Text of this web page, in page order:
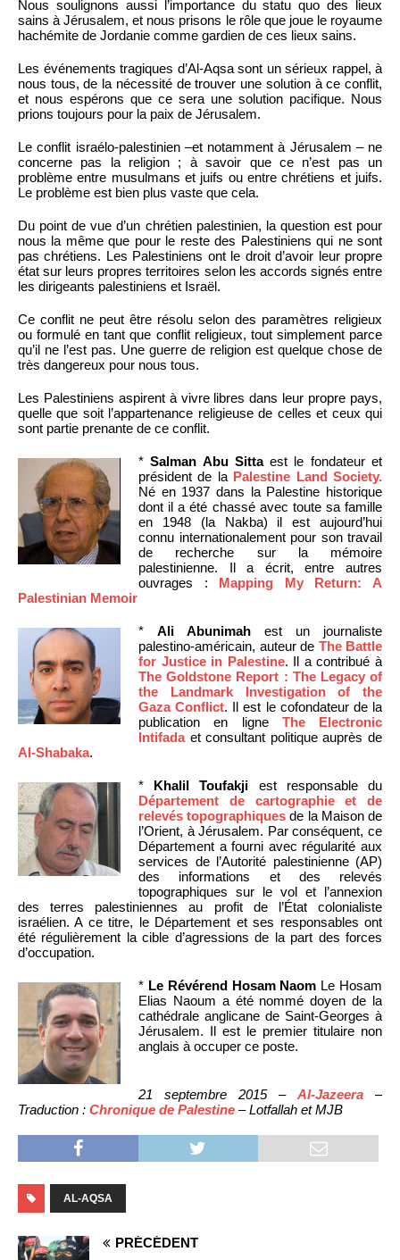
Nous soulignons aussi l’importance du statu quo des lieux
sains à Jérusalem, et nous prisons le rôle que joue le royaume
hachémite de Jordanie comme gardien de ces lieux sains.
Les événements tragiques d’Al-Aqsa sont un sérieux rappel, à
nous tous, de la nécessité de trouver une solution à ce conflit,
et nous espérons que ce sera une solution pacifique. Nous
prions toujours pour la paix de Jérusalem.
Le conflit israélo-palestinien –et notamment à Jérusalem – ne
concerne pas la religion ; à savoir que ce n’est pas un
problème entre musulmans et juifs ou entre chrétiens et juifs.
Le problème est bien plus vaste que cela.
Du point de vue d’un chrétien palestinien, la question est pour
nous la même que pour le reste des Palestiniens qui ne sont
pas chrétiens. Les Palestiniens ont le droit d’avoir leur propre
état sur leurs propres territoires selon les accords signés entre
les dirigeants palestiniens et Israël.
Ce conflit ne peut être résolu selon des paramètres religieux
ou formulé en tant que conflit religieux, tout simplement parce
qu’il ne l’est pas. Une guerre de religion est quelque chose de
très dangereux pour nous tous.
Les Palestiniens aspirent à vivre libres dans leur propre pays,
quelle que soit l’appartenance religieuse de celles et ceux qui
sont partie prenante de ce conflit.
*Salman Abu Sittaest le fondateur et
président de la Palestine Land Society.
Né en 1937 dans la Palestine historique
dont il a été chassé avec toute sa famille
en 1948 (la Nakba) il est aujourd’hui
connu internationalement pour son travail
de recherche sur la mémoire
palestinienne. Il a écrit, entre autres
ouvrages : Mapping My Return: A
Palestinian Memoir
* Ali Abunimah est un journaliste
palestino-américain, auteur de The Battle
for Justice in Palestine. Il a contribué à
The Goldstone Report : The Legacy of
the Landmark Investigation of the
Gaza Conflict. Il est le cofondateur de la
publication en ligne The Electronic
Intifadaet consultant politique auprès de
Al-Shabaka.
* Khalil Toufakji est responsable du
Département de cartographie et de
relevés topographiques de la Maison de
l’Orient, à Jérusalem. Par conséquent, ce
Département a fourni avec régularité aux
services de l’Autorité palestinienne (AP)
des informations et des relevés
topographiques sur le vol et l’annexion
des terres palestiniennes au profit de l’État colonialiste
israélien. A ce titre, le Département et ses responsables ont
été régulièrement la cible d’agressions de la part des forces
d’occupation.
* Le Révérend Hosam Naom Le Hosam
Elias Naoum a été nommé doyen de la
cathédrale anglicane de Saint-Georges à
Jérusalem. Il est le premier titulaire non
anglais à occuper ce poste.
21 septembre 2015 – Al-Jazeera –
Traduction : Chronique de Palestine – Lotfallah et MJB
AL-AQSA
PRÉCÉDENT